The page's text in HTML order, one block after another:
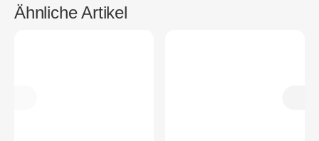
Ähnliche Artikel